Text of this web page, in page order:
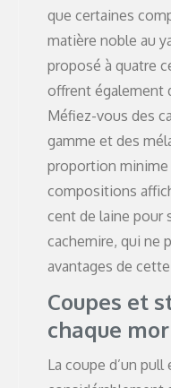
que certaines
matière noble au
proposé à quatre
offrent également
Méfiez-vous des
gamme et des
proportion
compositions
cent de laine pour
cachemire, qui ne
avantages de
Coupes et
chaque
La coupe d’un